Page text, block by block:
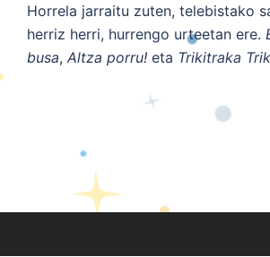
Horrela jarraitu zuten, telebistako
herriz herri, hurrengo urteetan ere.
busa, Altza porru! eta Trikitraka